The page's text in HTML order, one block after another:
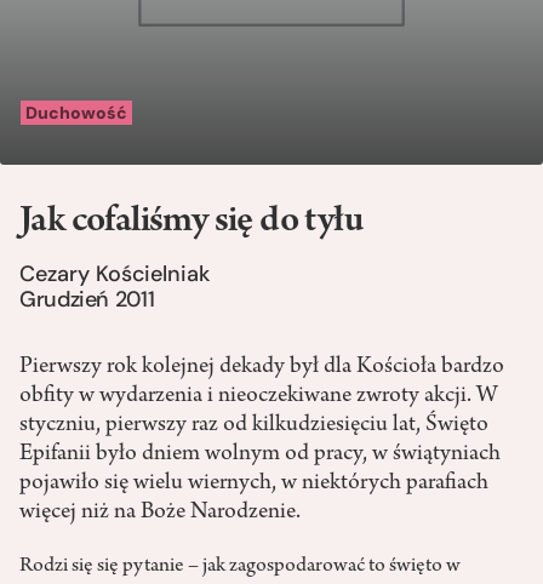
Duchowość
Jak cofaliśmy się do tyłu
Cezary Kościelniak
Grudzień 2011
Pierwszy rok kolejnej dekady był dla Kościoła bardzo
obfity w wydarzenia i nieoczekiwane zwroty akcji. W
styczniu, pierwszy raz od kilkudziesięciu lat, Święto
Epifanii było dniem wolnym od pracy, w świątyniach
pojawiło się wielu wiernych, w niektórych parafiach
więcej niż na Boże Narodzenie.
Rodzi się się pytanie – jak zagospodarować to święto w